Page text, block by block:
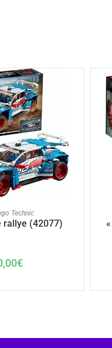
AU PANIER
Technic
rallye (42077)
€